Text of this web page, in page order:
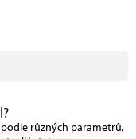
různých parametrů,